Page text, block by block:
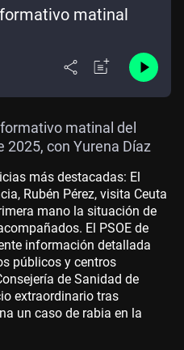
matinal
matinal del
2025, con Yurena Díaz
más destacadas: El
Rubén Pérez, visita Ceuta
mano la situación de
El PSOE de
información detallada
públicos y centros
de Sanidad de
extraordinario tras
un caso de rabia en la